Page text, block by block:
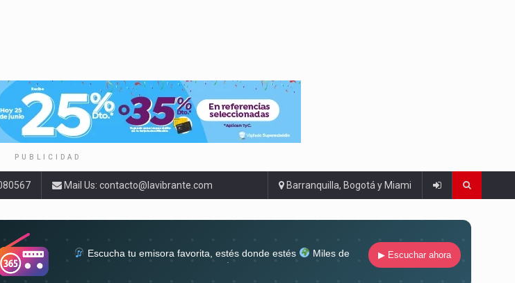
PUBLICIDAD
Mail Us: contacto@lavibrante.com Barranquilla, Bogotá y Miami
Escucha tu emisora favorita, estés donde estés
Miles de
▶ Escuchar ahora